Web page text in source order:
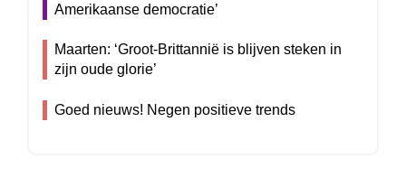
Amerikaanse democratie’
Maarten: ‘Groot-Brittannië is blijven steken in
zijn oude glorie’
Goed nieuws! Negen positieve trends